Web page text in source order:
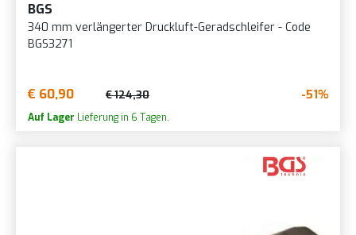
BGS
340 mm verlängerter Druckluft-Geradschleifer - Code
BGS3271
€ 60,90 € 124,30 -51%
Auf Lager Lieferung in 6 Tagen.